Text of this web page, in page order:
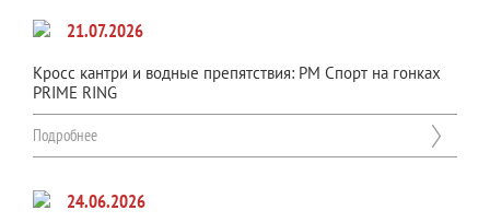
21.07.2026
Кросс кантри и водные препятствия: РМ Спорт на гонках
PRIME RING
Подробнее
24.06.2026